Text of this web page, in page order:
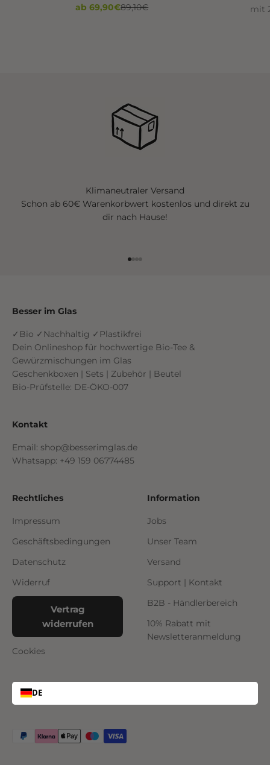
Angebot
ab 69,90€Regulärer Preis
89,10€ mit
Klimaneutraler Versand
Schon ab 60€ Warenkorbwert kostenlos und direkt zu
dir nach Hause!
Besser im Glas
✓Bio ✓Nachhaltig ✓Plastikfrei
Dein Onlineshop für hochwertige Bio-Tee &
Gewürzmischungen im Glas
Geschenkboxen | Sets | Zubehör | Beutel
Bio-Prüfstelle: DE-ÖKO-007
Kontakt
Email: shop@besserimglas.de
Whatsapp: +49 159 06774485
Rechtliches
Impressum
Geschäftsbedingungen
Datenschutz
Widerruf
Vertrag
widerrufen
Cookies
Information
Jobs
Unser Team
Versand
Support | Kontakt
B2B - Händlerbereich
10% Rabatt mit
Newsletteranmeldung
DE